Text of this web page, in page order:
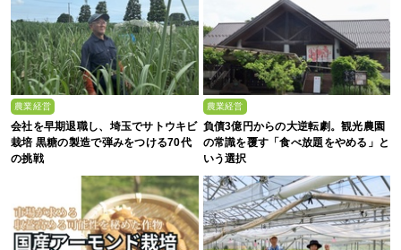
農業経営
会社を早期退職し、埼玉でサトウキビ
栽培 黒糖の製造で弾みをつける70代
の挑戦
農業経営
負債3億円からの大逆転劇。観光農園
の常識を覆す「食べ放題をやめる」と
いう選択